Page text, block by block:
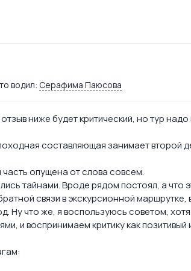
водил: Серафима Паюсова
ниже будет критический, но тур надо
составляющая занимает второй
опущена от слова совсем.
тайнами. Вроде рядом постоял, а что
связи в экскурсионной
Ну что же, я воспользуюсь советом,
и воспринимаем критику как позитивый